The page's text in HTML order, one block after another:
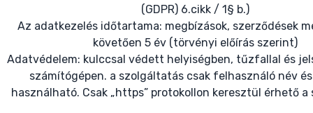
(GDPR) 6.cikk / 1§ b.)
Az adatkezelés időtartama: megbízások, szerződések
követően 5 év (törvényi előírás szerint)
Adatvédelem: kulccsal védett helyiségben, tűzfallal és
számítógépen. a szolgáltatás csak felhasználó név
használható. Csak „https” protokollon keresztül érhető